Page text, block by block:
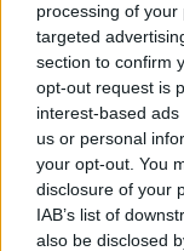
processing of
targeted
section to confirm
opt-out request is
interest-based
us or personal
your opt-out. You
disclosure of your
IAB’s list of
also be disclosed
Análisis de